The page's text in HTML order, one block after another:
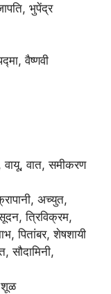
भुपेंद्र
वैष्णवी
वात, समीकरण
अच्युत,
त्रिविक्रम,
पितांबर, शेषशायी
सौदामिनी,
शूळ